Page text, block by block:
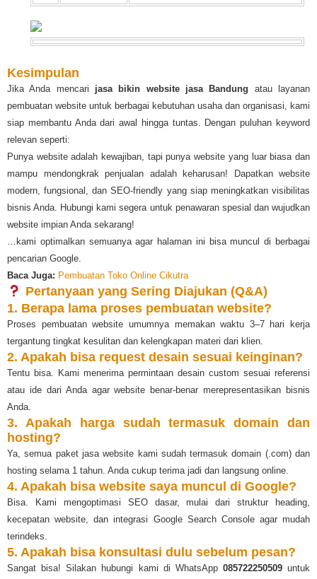
Kesimpulan
Jika Anda mencari jasa bikin website jasa Bandung atau layanan
pembuatan website untuk berbagai kebutuhan usaha dan organisasi, kami
siap membantu Anda dari awal hingga tuntas. Dengan puluhan keyword
relevan seperti:
Punya website adalah kewajiban, tapi punya website yang luar biasa dan
mampu mendongkrak penjualan adalah keharusan! Dapatkan website
modern, fungsional, dan SEO-friendly yang siap meningkatkan visibilitas
bisnis Anda. Hubungi kami segera untuk penawaran spesial dan wujudkan
website impian Anda sekarang!
…kami optimalkan semuanya agar halaman ini bisa muncul di berbagai
pencarian Google.
Baca Juga: Pembuatan Toko Online Cikutra
Pertanyaan yang Sering Diajukan (Q&A)
1. Berapa lama proses pembuatan website?
Proses pembuatan website umumnya memakan waktu 3–7 hari kerja
tergantung tingkat kesulitan dan kelengkapan materi dari klien.
2. Apakah bisa request desain sesuai keinginan?
Tentu bisa. Kami menerima permintaan desain custom sesuai referensi
atau ide dari Anda agar website benar-benar merepresentasikan bisnis
Anda.
3. Apakah harga sudah termasuk domain dan
hosting?
Ya, semua paket jasa website kami sudah termasuk domain (.com) dan
hosting selama 1 tahun. Anda cukup terima jadi dan langsung online.
4. Apakah bisa website saya muncul di Google?
Bisa. Kami mengoptimasi SEO dasar, mulai dari struktur heading,
kecepatan website, dan integrasi Google Search Console agar mudah
terindeks.
5. Apakah bisa konsultasi dulu sebelum pesan?
Sangat bisa! Silakan hubungi kami di WhatsApp 085722250509untuk